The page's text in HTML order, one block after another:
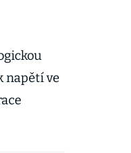
napětí ve